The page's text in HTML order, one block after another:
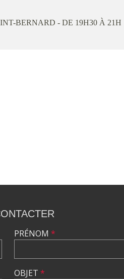
BERNARD - DE 19H30 À 21H
PRÉNOM *
OBJET *